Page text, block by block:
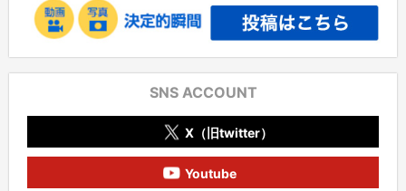
SNS ACCOUNT
X（旧twitter）
Youtube